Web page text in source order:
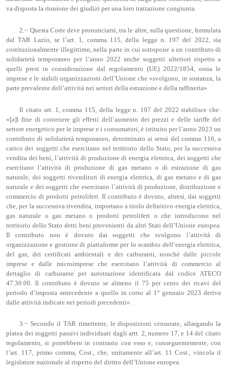
va disposta la riunione dei giudizi per una loro trattazione congiunta.
2.− Questa Corte deve pronunciarsi, tra le altre, sulla questione, formulata
dal TAR Lazio, se l’art. 1, comma 115, della legge n. 197 del 2022, sia
costituzionalmente illegittimo, nella parte in cui sottopone a un contributo di
solidarietà temporaneo per l’anno 2022 anche soggetti ulteriori rispetto a
quelli presi in considerazione dal regolamento (UE) 2022/1854, ossia le
imprese e le stabili organizzazioni dell’Unione che «svolgono, in sostanza, la
parte prevalente dell’attività nei settori della estrazione e della raffineria».
Il citato art. 1, comma 115, della legge n. 197 del 2022 stabilisce che:
«[a]l fine di contenere gli effetti dell’aumento dei prezzi e delle tariffe del
settore energetico per le imprese e i consumatori, è istituito per l’anno 2023 un
contributo di solidarietà temporaneo, determinato ai sensi del comma 116, a
carico dei soggetti che esercitano nel territorio dello Stato, per la successiva
vendita dei beni, l’attività di produzione di energia elettrica, dei soggetti che
esercitano l’attività di produzione di gas metano o di estrazione di gas
naturale, dei soggetti rivenditori di energia elettrica, di gas metano e di gas
naturale e dei soggetti che esercitano l’attività di produzione, distribuzione e
commercio di prodotti petroliferi. Il contributo è dovuto, altresì, dai soggetti
che, per la successiva rivendita, importano a titolo definitivo energia elettrica,
gas naturale o gas metano o prodotti petroliferi o che introducono nel
territorio dello Stato detti beni provenienti da altri Stati dell’Unione europea.
Il contributo non è dovuto dai soggetti che svolgono l’attività di
organizzazione e gestione di piattaforme per lo scambio dell’energia elettrica,
del gas, dei certificati ambientali e dei carburanti, nonché dalle piccole
imprese e dalle microimprese che esercitano l’attività di commercio al
dettaglio di carburante per autotrazione identificata dal codice ATECO
47.30.00. Il contributo è dovuto se almeno il 75 per cento dei ricavi del
periodo d’imposta antecedente a quello in corso al 1° gennaio 2023 deriva
dalle attività indicate nei periodi precedenti».
3.− Secondo il TAR rimettente, le disposizioni censurate, allargando la
platea dei soggetti passivi individuati dagli artt. 2, numero 17, e 14 del citato
regolamento, si porrebbero in contrasto con esso e, conseguentemente, con
l’art. 117, primo comma, Cost., che, unitamente all’art. 11 Cost., vincola il
legislatore nazionale al rispetto del diritto dell’Unione europea.